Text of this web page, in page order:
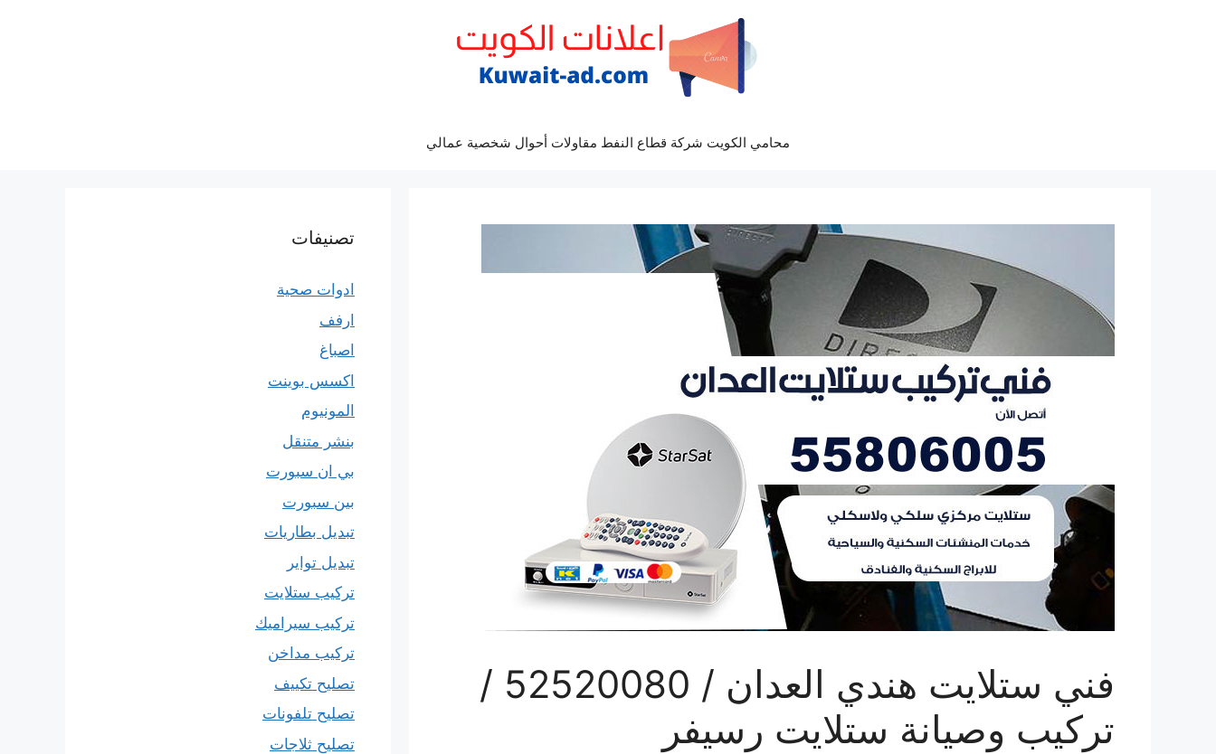
محامي الكويت شركة قطاع النفط مقاولات أحوال شخصية عمالي
فني ستلايت هندي العدان / 52520080 /
تركيب وصيانة ستلايت رسيفر
تصنيفات
ادوات صحية
ارفف
اصباغ
اكسس بوينت
المونيوم
بنشر متنقل
بي ان سبورت
بين سبورت
تبديل بطاريات
تبديل تواير
تركيب ستلايت
تركيب سيراميك
تركيب مداخن
تصليح تكييف
تصليح تلفونات
تصليح ثلاجات